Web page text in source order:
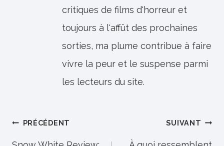
critiques de films d'horreur et
toujours à l'affût des prochaines
sorties, ma plume contribue à faire
vivre la peur et le suspense parmi
les lecteurs du site.
Navigation
PRÉCÉDENT SUIVANT